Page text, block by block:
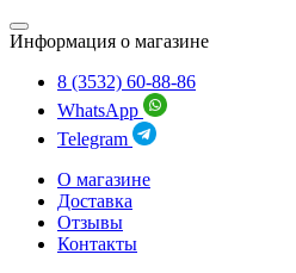
Информация о магазине
8 (3532) 60-88-86
WhatsApp
Telegram
О магазине
Доставка
Отзывы
Контакты